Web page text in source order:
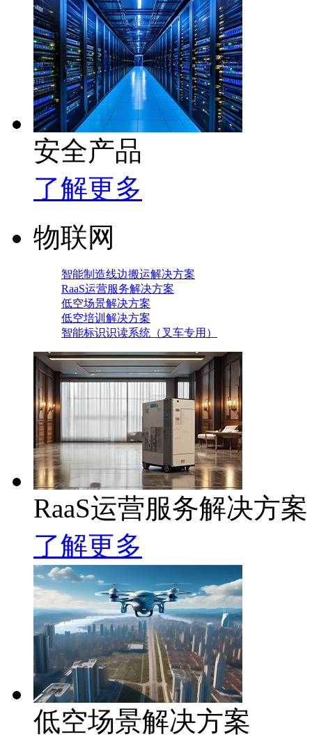
安全产品
了解更多
物联网
智能制造线边搬运解决方案
RaaS运营服务解决方案
低空场景解决方案
低空培训解决方案
智能标识识读系统（叉车专用）
RaaS运营服务解决方案
了解更多
低空场景解决方案